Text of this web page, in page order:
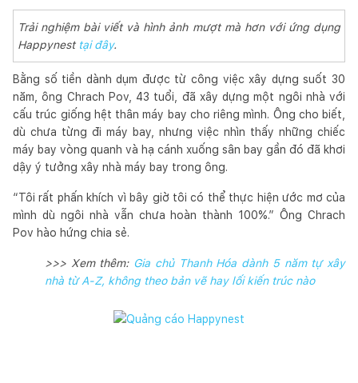
Trải nghiệm bài viết và hình ảnh mượt mà hơn với ứng dụng
Happynest tại đây.
Bằng số tiền dành dụm được từ công việc xây dựng suốt 30
năm, ông Chrach Pov, 43 tuổi, đã xây dựng một ngôi nhà với
cấu trúc giống hệt thân máy bay cho riêng mình. Ông cho biết,
dù chưa từng đi máy bay, nhưng việc nhìn thấy những chiếc
máy bay vòng quanh và hạ cánh xuống sân bay gần đó đã khơi
dậy ý tưởng xây nhà máy bay trong ông.
“Tôi rất phấn khích vì bây giờ tôi có thể thực hiện ước mơ của
mình dù ngôi nhà vẫn chưa hoàn thành 100%.” Ông Chrach
Pov hào hứng chia sẻ.
>>> Xem thêm: Gia chủ Thanh Hóa dành 5 năm tự xây
nhà từ A-Z, không theo bản vẽ hay lối kiến trúc nào